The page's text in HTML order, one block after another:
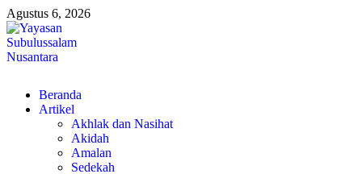
Skip
to
content
Agustus 6, 2026
Yayasan Subulussalam Nusantara
Yayasan Subulussalam Nusantara – Rumah Tahfidz Zabisa (Zaid bin
Tsabit) Temanggung – Tebar Manfaat untuk Ummat
Beranda
Artikel
Akhlak dan Nasihat
Akidah
Amalan
Sedekah